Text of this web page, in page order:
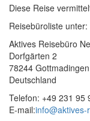
Diese Reise
Reisebüroliste unter:
Aktives Reisebüro
Dorfgärten 2
78244 Gottmadingen
Deutschland
Telefon: +49 231 95
E-mail: